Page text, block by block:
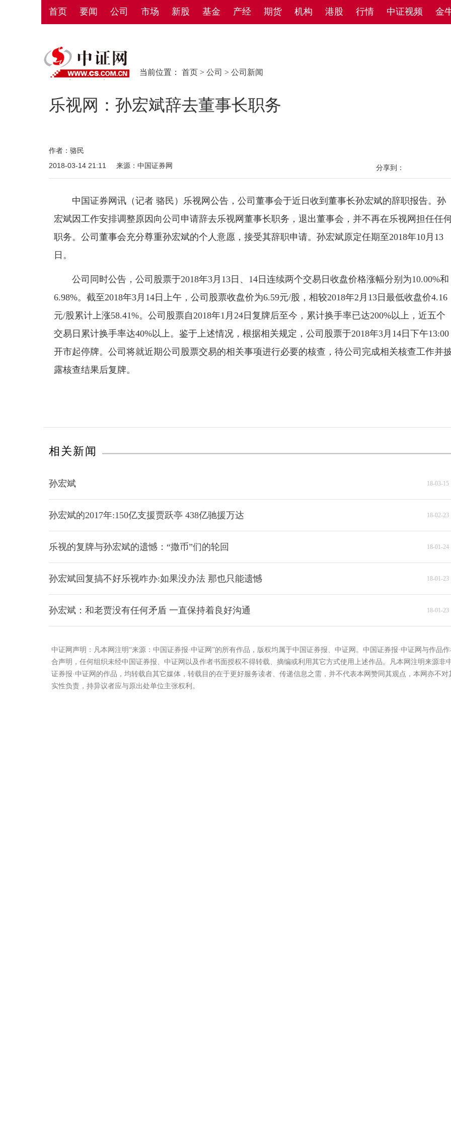
首页 要闻 公司 市场 新股 基金 产经 期货 机构 港股 行情 中证视频 金
当前位置： 首页 > 公司 > 公司新闻
乐视网：孙宏斌辞去董事长职务
作者：骆民
2018-03-14 21:11
来源：中国证券网 分享到：
中国证券网讯（记者 骆民）乐视网公告，公司董事会于近日收到董事长孙宏斌的辞职报告。孙
宏斌因工作安排调整原因向公司申请辞去乐视网董事长职务，退出董事会，并不再在乐视网担任任
职务。公司董事会充分尊重孙宏斌的个人意愿，接受其辞职申请。孙宏斌原定任期至2018年10月13
日。
公司同时公告，公司股票于2018年3月13日、14日连续两个交易日收盘价格涨幅分别为10.00%和
6.98%。截至2018年3月14日上午，公司股票收盘价为6.59元/股，相较2018年2月13日最低收盘价4.16
元/股累计上涨58.41%。公司股票自2018年1月24日复牌后至今，累计换手率已达200%以上，近五个
交易日累计换手率达40%以上。鉴于上述情况，根据相关规定，公司股票于2018年3月14日下午13:00
开市起停牌。公司将就近期公司股票交易的相关事项进行必要的核查，待公司完成相关核查工作并
露核查结果后复牌。
相关新闻
18-03-15
孙宏斌
18-02-23
孙宏斌的2017年:150亿支援贾跃亭 438亿驰援万达
18-01-24
乐视的复牌与孙宏斌的遗憾：“撒币”们的轮回
18-01-23
孙宏斌回复搞不好乐视咋办:如果没办法 那也只能遗憾
18-01-23
孙宏斌：和老贾没有任何矛盾 一直保持着良好沟通
中证网声明：凡本网注明“来源：中国证券报·中证网”的所有作品，版权均属于中国证券报、中证网。中国证券报·中证网与作品
合声明，任何组织未经中国证券报、中证网以及作者书面授权不得转载、摘编或利用其它方式使用上述作品。凡本网注明来源非
证券报·中证网的作品，均转载自其它媒体，转载目的在于更好服务读者、传递信息之需，并不代表本网赞同其观点，本网亦不对
实性负责，持异议者应与原出处单位主张权利。